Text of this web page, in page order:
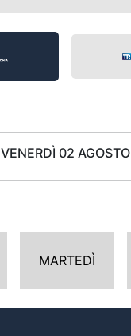
VENERDÌ 02 AGOSTO
MARTEDÌ